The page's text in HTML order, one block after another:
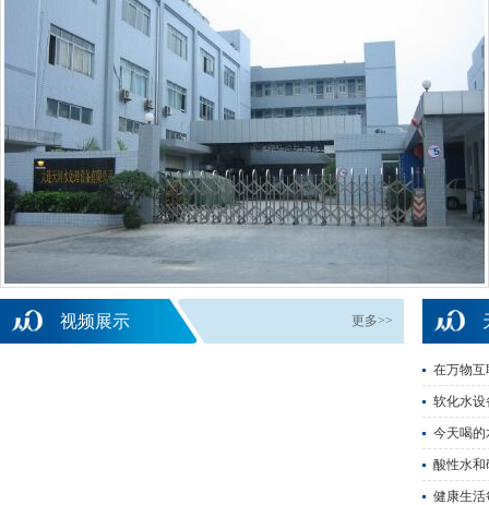
更多>>
视频展示
在万物互
软化水设
今天喝的
酸性水和
健康生活